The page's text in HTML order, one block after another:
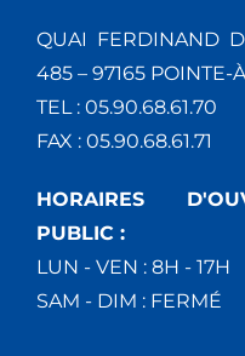
QUAI FERDINAND
485 – 97165 POINTE-
TEL : 05.90.68.61.70
FAX : 05.90.68.61.71
HORAIRES
PUBLIC :
LUN - VEN : 8H - 17H
SAM - DIM : FERMÉ